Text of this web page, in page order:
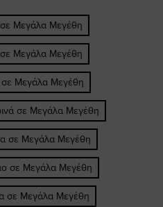
Μεγάλα Μεγέθη
Μεγάλα Μεγέθη
Μεγάλα Μεγέθη
σε Μεγάλα Μεγέθη
σε Μεγάλα Μεγέθη
σε Μεγάλα Μεγέθη
σε Μεγάλα Μεγέθη